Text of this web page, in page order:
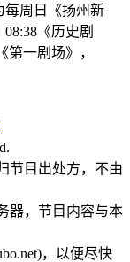
每周日《扬州新
《历史剧
第一剧场》，
节目出处方，不由
器，节目内容与本
，以便尽快